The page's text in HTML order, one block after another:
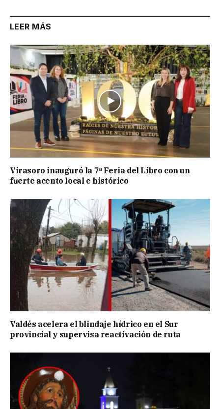
LEER MÁS
Virasoro inauguró la 7ª Feria del Libro con un
fuerte acento local e histórico
Valdés acelera el blindaje hídrico en el Sur
provincial y supervisa reactivación de ruta